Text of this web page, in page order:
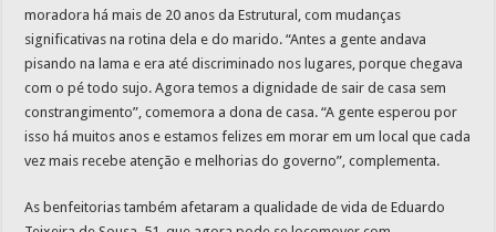
moradora há mais de 20 anos da Estrutural, com mudanças
significativas na rotina dela e do marido. “Antes a gente andava
pisando na lama e era até discriminado nos lugares, porque chegava
com o pé todo sujo. Agora temos a dignidade de sair de casa sem
constrangimento”, comemora a dona de casa. “A gente esperou por
isso há muitos anos e estamos felizes em morar em um local que cada
vez mais recebe atenção e melhorias do governo”, complementa.
As benfeitorias também afetaram a qualidade de vida de Eduardo